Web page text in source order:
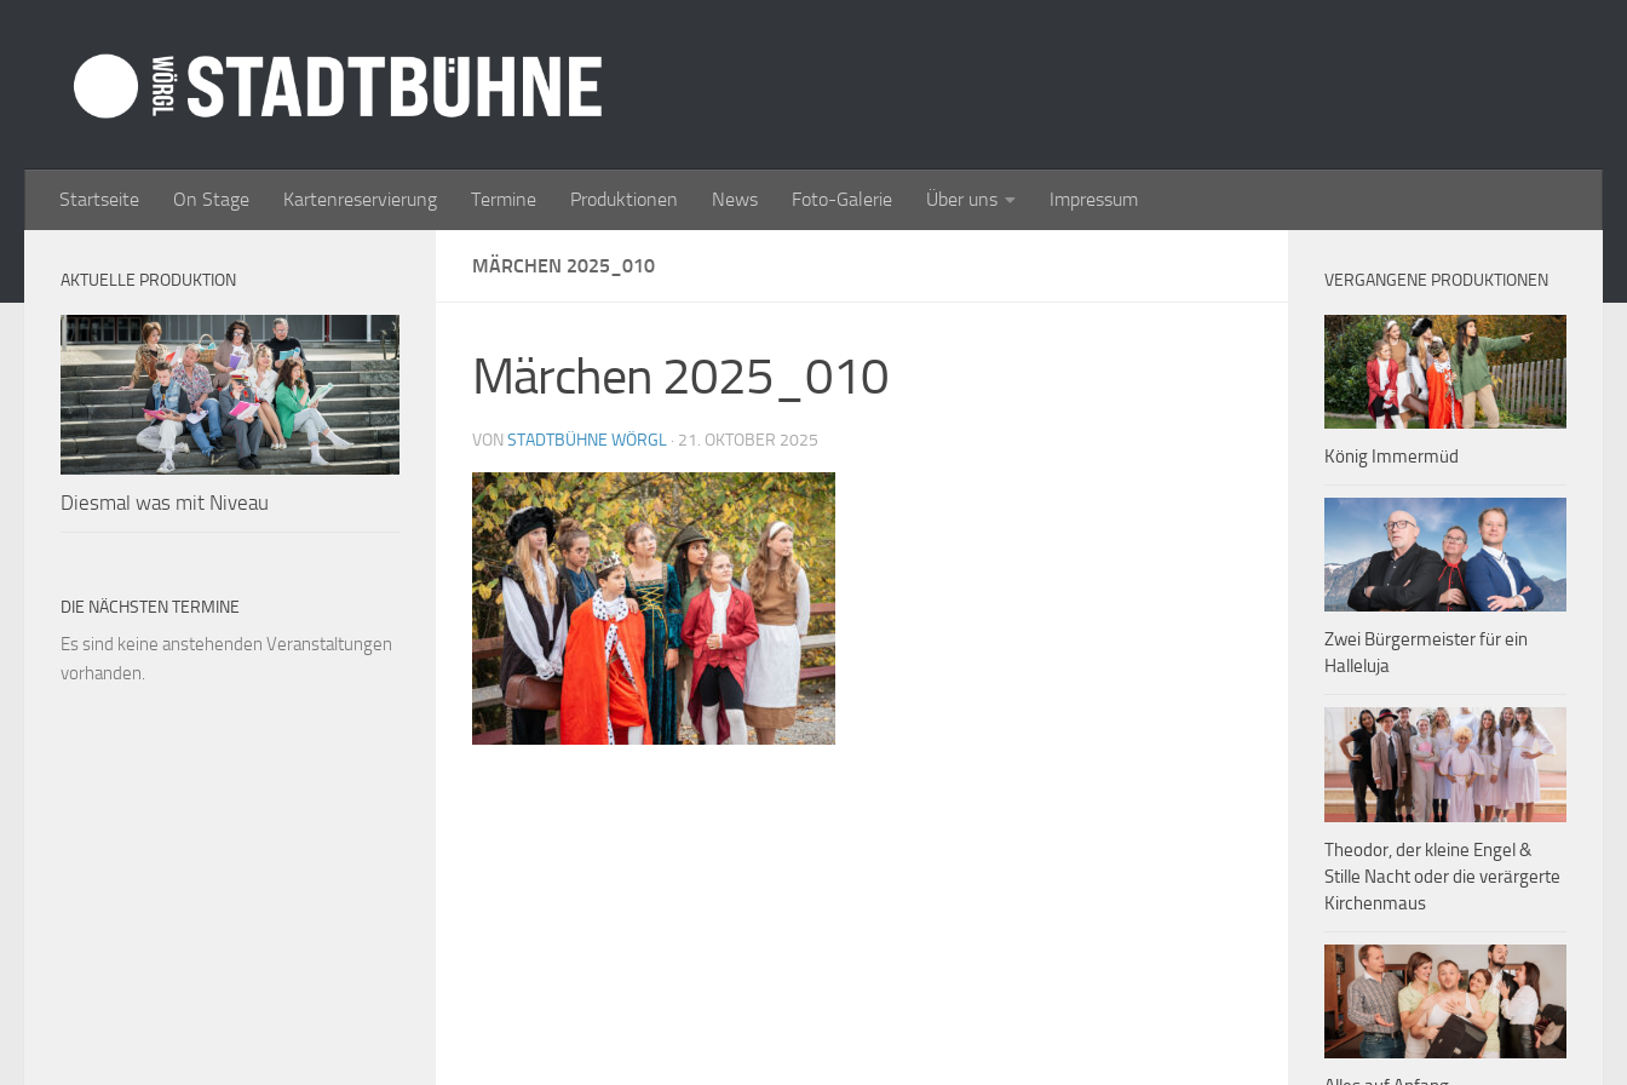
Startseite On Stage Kartenreservierung Termine Produktionen News Foto-Galerie Über uns Impressum
MÄRCHEN 2025_010
Märchen 2025_010
VON STADTBÜHNE WÖRGL · 21. OKTOBER 2025
AKTUELLE PRODUKTION
Diesmal was mit Niveau
DIE NÄCHSTEN TERMINE
Es sind keine anstehenden Veranstaltungen
vorhanden.
VERGANGENE PRODUKTIONEN
König Immermüd
Zwei Bürgermeister für ein
Halleluja
Theodor, der kleine Engel &
Stille Nacht oder die verärgerte
Kirchenmaus